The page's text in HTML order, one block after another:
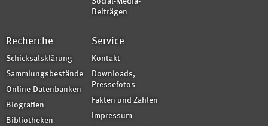
Social-Media-
Beiträgen
Recherche
Schicksalsklärung
Sammlungsbestände
Online-Datenbanken
Biografien
Bibliotheken
Service
Kontakt
Downloads,
Pressefotos
Fakten und Zahlen
Impressum